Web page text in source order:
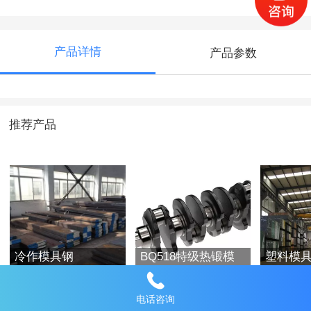
产品详情 产品参数
推荐产品
冷作模具钢
BQ518特级热锻模
具钢
塑料模
电话咨询